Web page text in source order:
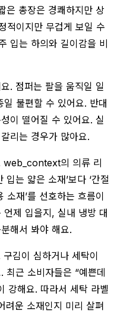
은 총장은 경쾌하지만 상
적이지만 무겁게 보일 수
입는 하의와 길이감을 비
. 점퍼는 팔을 움직일 일
불편할 수 있어요. 반대
이 떨어질 수 있어요. 실
리는 경우가 많아요.
web_context의 의류 리
는 얇은 소재’보다 ‘간절
소재’를 선호하는 흐름이
제 입을지, 실내 냉방 대
해서 봐야 해요.
김이 심하거나 세탁이
최근 소비자들은 “예쁜데
강해요. 따라서 세탁 라벨
려운 소재인지 미리 살펴